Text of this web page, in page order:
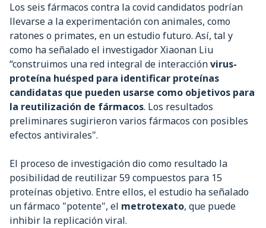
Los seis fármacos contra la covid candidatos podrían
llevarse a la experimentación con animales, como
ratones o primates, en un estudio futuro. Así, tal y
como ha señalado el investigador Xiaonan Liu
“construimos una red integral de interacciónvirus-
proteína huésped para identificar proteínas
candidatas que pueden usarse como objetivos para
la reutilización de fármacos. Los resultados
preliminares sugirieron varios fármacos con posibles
efectos antivirales".
El proceso de investigación dio como resultado la
posibilidad de reutilizar 59 compuestos para 15
proteínas objetivo. Entre ellos, el estudio ha señalado
un fármaco "potente", el metrotexato, que puede
inhibir la replicación viral.